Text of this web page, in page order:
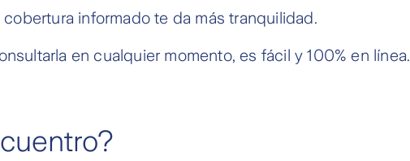
cobertura informado te da más tranquilidad.
en cualquier momento, es fácil y 100% en línea.